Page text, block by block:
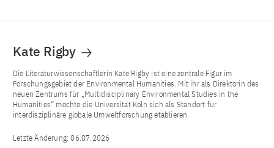
Kate Rigby
Die Literaturwissenschaftlerin Kate Rigby ist eine zentrale Figur im
Forschungsgebiet der Environmental Humanities. Mit ihr als Direktorin des
neuen Zentrums für „Multidisciplinary Environmental Studies in the
Humanities“ möchte die Universität Köln sich als Standort für
interdisziplinäre globale Umweltforschung etablieren.
Letzte Änderung:06.07.2026